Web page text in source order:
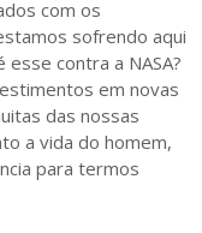
com os
sofrendo aqui
esse contra a NASA?
em novas
das nossas
a vida do homem,
para termos